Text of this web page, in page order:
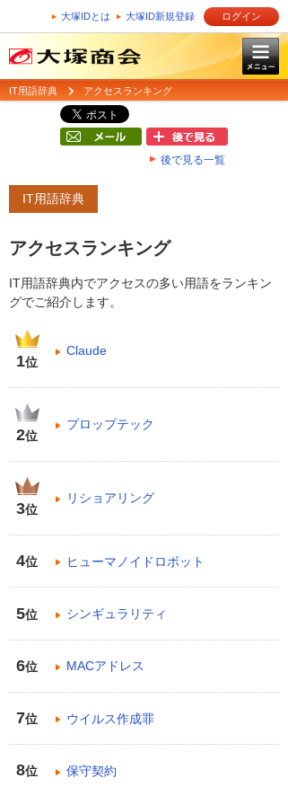
大塚IDとは 大塚ID新規登録 ログイン
IT用語辞典 アクセスランキング
後で見る一覧
IT用語辞典
アクセスランキング
IT用語辞典内でアクセスの多い用語をランキン
グでご紹介します。
1位
Claude
2位
プロップテック
3位
リショアリング
4位 ヒューマノイドロボット
5位 シンギュラリティ
6位 MACアドレス
7位 ウイルス作成罪
8位 保守契約